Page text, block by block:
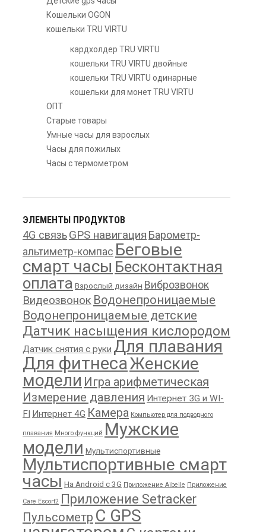
Кошельки OGON
кошельки TRU VIRTU
кардхолдер TRU VIRTU
кошельки TRU VIRTU двойные
кошельки TRU VIRTU одинарные
кошельки для монет TRU VIRTU
ОПТ
Старые товары
Умные часы для взрослых
Часы для пожилых
Часы с термометром
ЭЛЕМЕНТЫ ПРОДУКТОВ
4G связьGPS навигация Барометр-
альтиметр-компас Беговые
смарт часы Бесконтактная
оплата Взрослый дизайн Виброзвонок
Видеозвонок Водонепроницаемые
Водонепроницаемые детские
Датчик насыщения кислородом
Датчик снятия с руки Для плавания
Для фитнесаЖенские
модели Игра арифметическая
Измерение давления Интернет 3G и WI-
FI Интернет 4G Камера Компьютер для подводного
плавания Много функций Мужские
модели Мультиспортивные
Мультиспортивные смарт
часы На Android с 3G Приложение Aibeile Приложение
Care Escort2 Приложение Setracker
Пульсометр С GPS